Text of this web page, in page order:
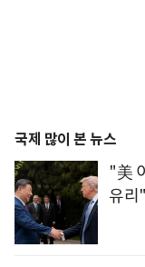
국제 많이 본 뉴스
"美
유리"